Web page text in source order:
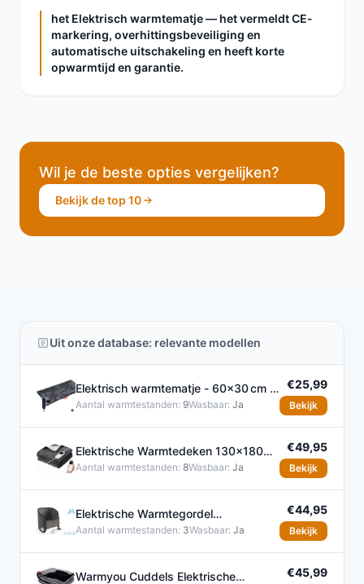
het Elektrisch warmtematje — het vermeldt CE-
markering, overhittingsbeveiliging en
automatische uitschakeling en heeft korte
opwarmtijd en garantie.
Wil je de beste opties vergelijken?
Bekijk de top 10
Uit onze database: relevante modellen
Elektrisch warmtematje - 60×30 cm -
9 warmtestanden
Aantal warmtestanden: 9Wasbaar: Ja
€25,99
Bekijk
Elektrische Warmtedeken 130x180
cm met 8 Warmtestanden
Aantal warmtestanden: 8Wasbaar: Ja
€49,95
Bekijk
Elektrische Warmtegordel
Verwarmingskussen Grijs 100W
Aantal warmtestanden: 3Wasbaar: Ja
€44,95
Bekijk
Warmyou Cuddels Elektrische
€45,99